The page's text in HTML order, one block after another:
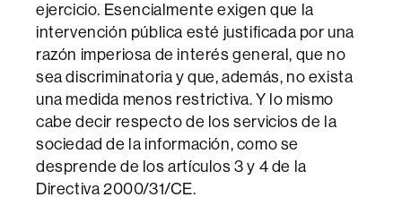
ejercicio. Esencialmente exigen que la
intervención pública esté justificada por una
razón imperiosa de interés general, que no
sea discriminatoria y que, además, no exista
una medida menos restrictiva. Y lo mismo
cabe decir respecto de los servicios de la
sociedad de la información, como se
desprende de los artículos 3 y 4 de la
Directiva 2000/31/CE.